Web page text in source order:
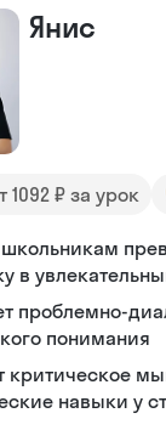
Янис
1092 ₽ за урок
школьникам
в
проблемно-
понимания
критическое
навыки у